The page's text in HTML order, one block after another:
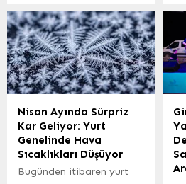
çalışmalarına başladı.
Bursa (İGFA) – CHP
Gemlik Kadın Kolu, Nermin
Efeoğlu başkanlığında
iddialı bir başlangıç
gerçekleştirdi. Toplantıya
ilçe başkanı Servet
Pehlivan da katıldı. Kadın
kolu üyeleri, parti binası
önünde kalabalık bir
fotoğraf vererek adeta
gövde gösterisi yaptı.
Nisan Ayında Sürpriz
Kar Geliyor: Yurt
Genelinde Hava
Sıcaklıkları Düşüyor
Bugünden itibaren yurt